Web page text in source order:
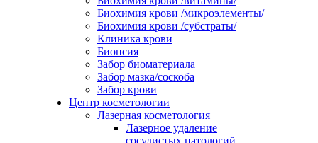
Биохимия крови /микроэлементы/
Биохимия крови /субстраты/
Клиника крови
Биопсия
Забор биоматериала
Забор мазка/соскоба
Забор крови
Центр косметологии
Лазерная косметология
Лазерное удаление
сосудистых патологий